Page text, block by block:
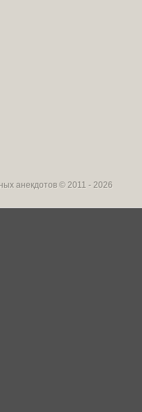
анекдотов © 2011 - 2026